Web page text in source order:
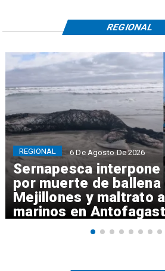
Sernapesca interpone
por muerte de ballena
Mejillones y maltrato
marinos en
REGIONAL 6 De Agosto De 2026
REGIONAL